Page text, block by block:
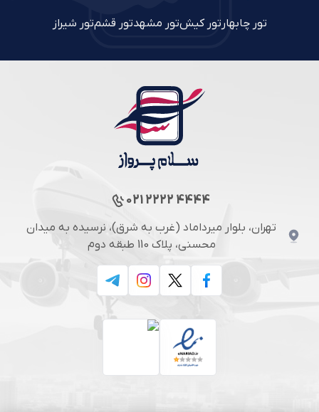
تور چابهار تور کیشتور مشهدتور قشمتور شیراز
021 2222 4444
تهران، بلوار میرداماد (غرب به شرق)، نرسیده به میدان
محسنی، پلاک 110 طبقه دوم